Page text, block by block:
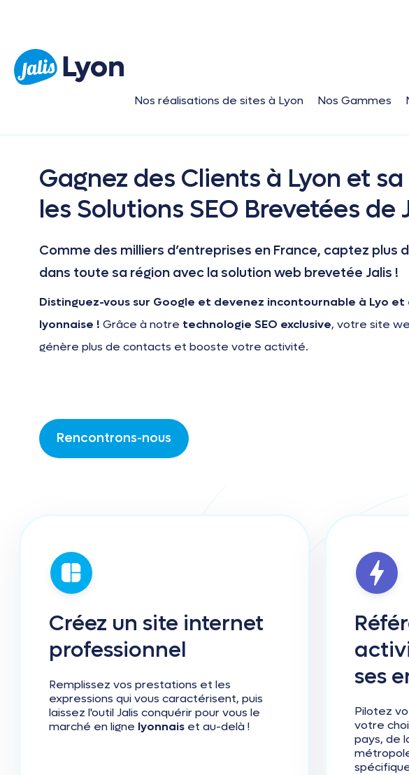
Nos réalisations de sites à Lyon Nos Gammes
Gagnez des Clients à Lyon et
les Solutions SEO Brevetées de
Comme des milliers d’entreprises en France, captez plus
dans toute sa région avec la solution web brevetée Jalis !
Distinguez-vous sur Google et devenez incontournable à Lyo
lyonnaise ! Grâce à notre technologie SEO exclusive, votre site
génère plus de contacts et booste votre activité.
Rencontrons-nous
Créez un site internet
professionnel
Remplissez vos prestations et les
expressions qui vous caractérisent, puis
laissez l'outil Jalis conquérir pour vous le
marché en ligne lyonnais et au-delà !
ses
Pilotez
votre
pays, de